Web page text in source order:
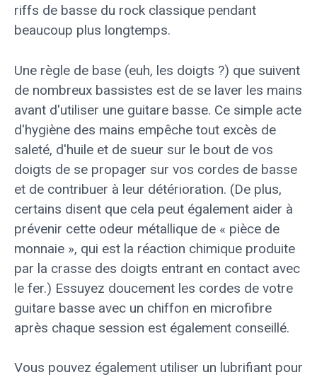
riffs de basse du rock classique pendant
beaucoup plus longtemps.
Une règle de base (euh, les doigts ?) que suivent
de nombreux bassistes est de se laver les mains
avant d'utiliser une guitare basse. Ce simple acte
d'hygiène des mains empêche tout excès de
saleté, d'huile et de sueur sur le bout de vos
doigts de se propager sur vos cordes de basse
et de contribuer à leur détérioration. (De plus,
certains disent que cela peut également aider à
prévenir cette odeur métallique de « pièce de
monnaie », qui est la réaction chimique produite
par la crasse des doigts entrant en contact avec
le fer.) Essuyez doucement les cordes de votre
guitare basse avec un chiffon en microfibre
après chaque session est également conseillé.
Vous pouvez également utiliser un lubrifiant pour